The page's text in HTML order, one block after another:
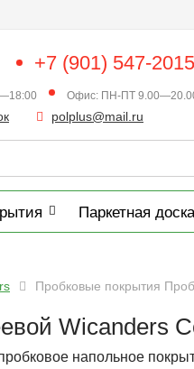
+7 (901) 547-2015
Офис: ПН-ПТ
polplus@mail.ru
Паркетная доска
Пробковые покрытия
Wicanders
напольное